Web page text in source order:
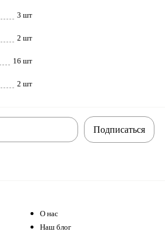
3 шт
2 шт
16 шт
2 шт
Подписаться
О нас
Наш блог